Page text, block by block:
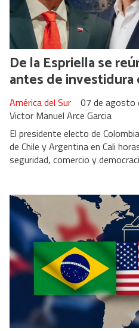
De la Espriella se
antes de investidura
Victor Manuel Arce Garcia
América del Sur 07 de agosto
El presidente electo de
de Chile y Argentina en Cali
seguridad, comercio y